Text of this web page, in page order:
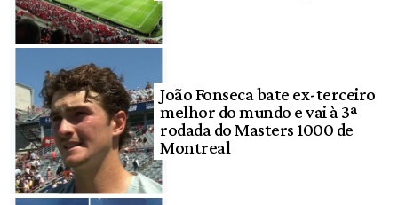
João Fonseca bate ex-terceiro
melhor do mundo e vai à 3ª
rodada do Masters 1000 de
Montreal